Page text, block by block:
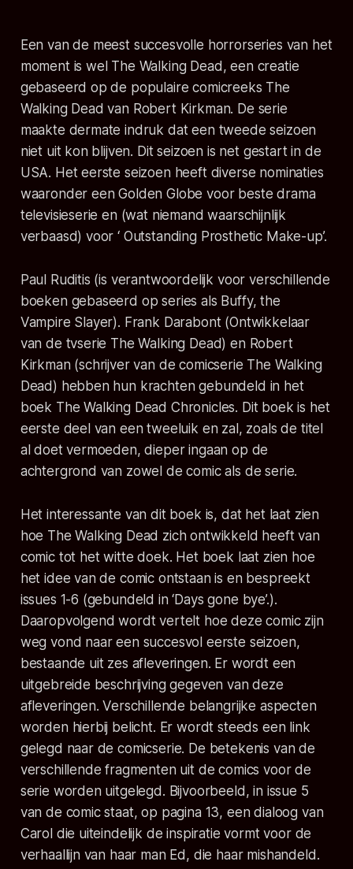
Een van de meest succesvolle horrorseries van het
moment is wel The Walking Dead, een creatie
gebaseerd op de populaire comicreeks The
Walking Dead van Robert Kirkman. De serie
maakte dermate indruk dat een tweede seizoen
niet uit kon blijven. Dit seizoen is net gestart in de
USA. Het eerste seizoen heeft diverse nominaties
waaronder een Golden Globe voor beste drama
televisieserie en (wat niemand waarschijnlijk
verbaasd) voor ‘ Outstanding Prosthetic Make-up’.
Paul Ruditis (is verantwoordelijk voor verschillende
boeken gebaseerd op series als Buffy, the
Vampire Slayer). Frank Darabont (Ontwikkelaar
van de tvserie The Walking Dead) en Robert
Kirkman (schrijver van de comicserie The Walking
Dead) hebben hun krachten gebundeld in het
boek The Walking Dead Chronicles. Dit boek is het
eerste deel van een tweeluik en zal, zoals de titel
al doet vermoeden, dieper ingaan op de
achtergrond van zowel de comic als de serie.
Het interessante van dit boek is, dat het laat zien
hoe The Walking Dead zich ontwikkeld heeft van
comic tot het witte doek. Het boek laat zien hoe
het idee van de comic ontstaan is en bespreekt
issues 1-6 (gebundeld in ‘Days gone bye’.).
Daaropvolgend wordt vertelt hoe deze comic zijn
weg vond naar een succesvol eerste seizoen,
bestaande uit zes afleveringen. Er wordt een
uitgebreide beschrijving gegeven van deze
afleveringen. Verschillende belangrijke aspecten
worden hierbij belicht. Er wordt steeds een link
gelegd naar de comicserie. De betekenis van de
verschillende fragmenten uit de comics voor de
serie worden uitgelegd. Bijvoorbeeld, in issue 5
van de comic staat, op pagina 13, een dialoog van
Carol die uiteindelijk de inspiratie vormt voor de
verhaallijn van haar man Ed, die haar mishandeld.